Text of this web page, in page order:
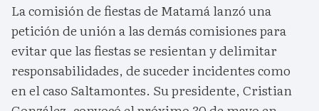
La comisión de fiestas de Matamá lanzó una
petición de unión a las demás comisiones para
evitar que las fiestas se resientan y delimitar
responsabilidades, de suceder incidentes como
en el caso Saltamontes. Su presidente, Cristian